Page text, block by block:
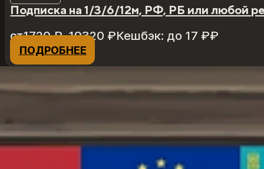
Подписка на 1/3/6/12м, РФ, РБ или любой
от1720₽–19320 ₽
Диапазон
цен:
1720 ₽
19320 ₽
Кешбэк: до 17 ₽₽
ПОДРОБНЕЕ
товар
несколько
Опции
можно
выбрать